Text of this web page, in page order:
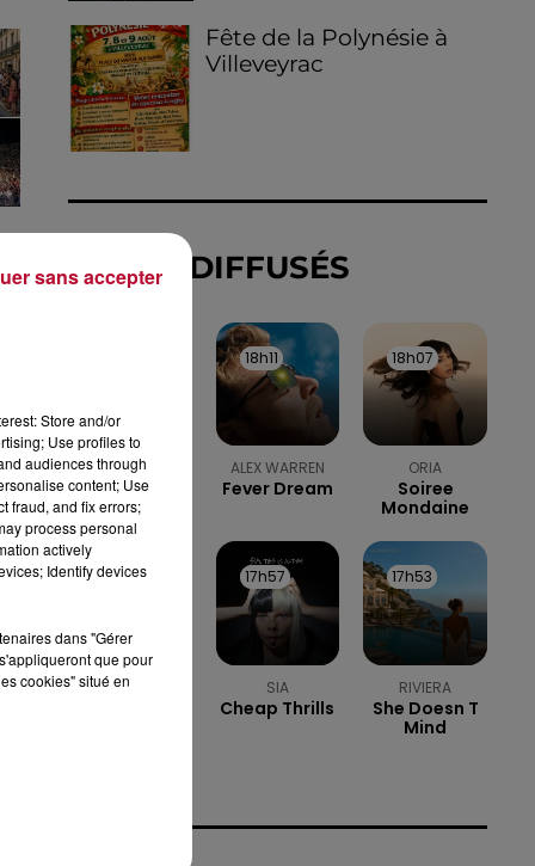
Fête de la Polynésie à
Villeveyrac
TITRES DIFFUSÉS
PEP'S
Liberta
18h11
18h11
ALEX WARREN
Fever Dream
18h07
18h07
ORIA
Soiree
Mondaine
18h04
18h04
SOPHIE ELLIS
17h57
17h57
SIA
Cheap Thrills
17h53
17h53
RIVIERA
She Doesn T
Mind
Store and/or
Use profiles to
audiences through
content; Use
fraud, and fix errors;
process personal
actively
Identify devices
dans "Gérer
que pour
cookies" situé en
sans accepter